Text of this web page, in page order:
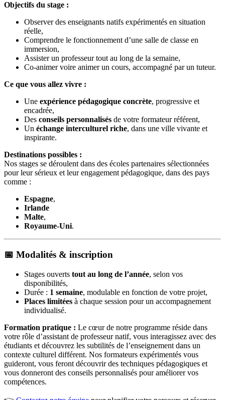
Objectifs du stage :
Observer des enseignants natifs expérimentés en situation
réelle,
Comprendre le fonctionnement d’une salle de classe en
immersion,
Assister un professeur tout au long de la semaine,
Co-animer voire animer un cours, accompagné par un tuteur.
Ce que vous allez vivre :
Une expérience pédagogique concrète, progressive et
encadrée,
Des conseils personnalisés de votre formateur référent,
Un échange interculturel riche, dans une ville vivante et
inspirante.
Destinations possibles :
Nos stages se déroulent dans des écoles partenaires sélectionnées
pour leur sérieux et leur engagement pédagogique, dans des pays
comme :
Espagne,
Irlande
Malte,
Royaume-Uni.
📅 Modalités & inscription
Stages ouverts tout au long de l’année, selon vos
disponibilités,
Durée : 1 semaine, modulable en fonction de votre projet,
Places limitées à chaque session pour un accompagnement
individualisé.
Formation pratique : Le cœur de notre programme réside dans
votre rôle d’assistant de professeur natif, vous interagissez avec des
étudiants et découvrez les subtilités de l’enseignement dans un
contexte culturel différent. Nos formateurs expérimentés vous
guideront, vous feront découvrir des techniques pédagogiques et
vous donneront des conseils personnalisés pour améliorer vos
compétences.